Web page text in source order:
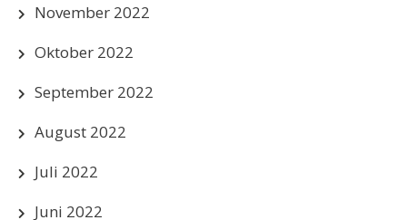
November 2022
Oktober 2022
September 2022
August 2022
Juli 2022
Juni 2022